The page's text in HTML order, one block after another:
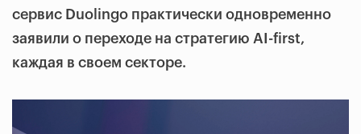
сервис Duolingo практически одновременно
заявили о переходе на стратегию AI-first,
каждая в своем секторе.